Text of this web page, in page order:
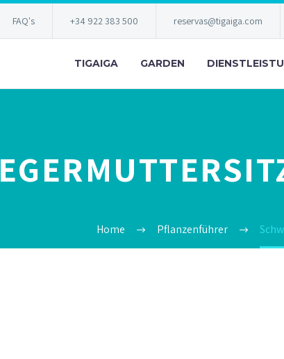
FAQ's +34 922 383 500 reservas@tigaiga.com
TIGAIGA GARDEN
Home Pflanzenführer